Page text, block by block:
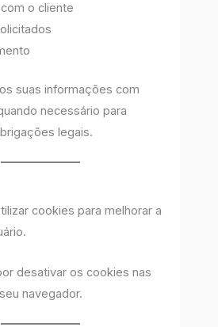
o cliente
suas informações com
necessário para
legais.
cookies para melhorar a
desativar os cookies nas
navegador.